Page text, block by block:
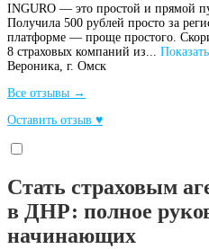
INGURO — это простой и прямой
Получила 500 рублей просто за
платформе — проще простого.
8 страховых компаний из...
Вероника, г. Омск
Все отзывы →
Оставить отзыв ♥
Стать страховым
в ДНР: полное
начинающих